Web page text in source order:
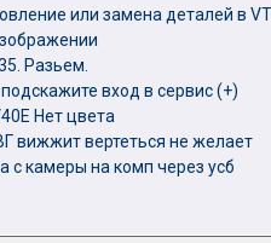
или замена деталей в
Разьем.
вход в сервис (+)
Нет цвета
вижжит вертеться не желает
камеры на комп через усб